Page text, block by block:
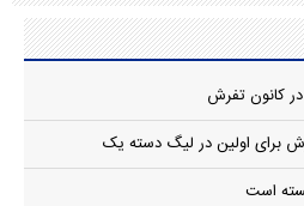
کانون تفرش
برای اولین در لیگ دسته یک
است